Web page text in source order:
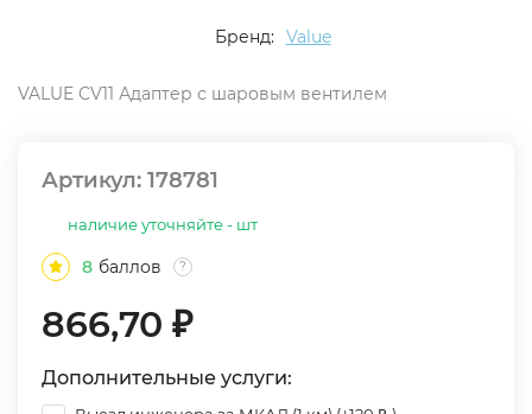
Бренд: Value
VALUE CV11 Адаптер с шаровым вентилем
Артикул: 178781
наличие уточняйте - шт
8 баллов ?
866,70 ₽
Дополнительные услуги: